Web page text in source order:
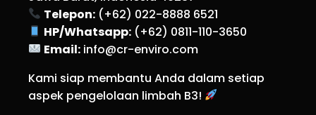
Telepon: (+62) 022-8888 6521
HP/Whatsapp: (+62) 0811-110-3650
Email: info@cr-enviro.com
Kami siap membantu Anda dalam setiap
aspek pengelolaan limbah B3!